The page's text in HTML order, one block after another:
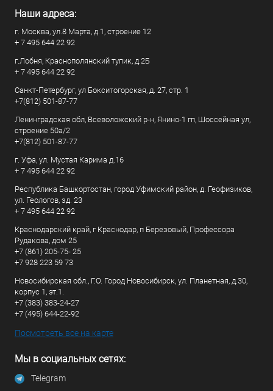
Наши адреса:
г. Москва, ул.8 Марта, д.1, строение 12
+ 7 495 644 22 92
г.Лобня, Краснополянский тупик, д.2Б
+ 7 495 644 22 92
Санкт-Петербург, ул Бокситогорская, д. 27, стр. 1
+7(812) 501-87-77
Ленинградская обл, Всеволожский р-н, Янино-1 гп, Шоссейная ул,
строение 50а/2
+7(812) 501-87-77
г. Уфа, ул. Мустая Карима д.16
+ 7 495 644 22 92
Республика Башкортостан, город Уфимский район, д. Геофизиков,
ул. Геологов, зд. 23
+ 7 495 644 22 92
Краснодарский край, г Краснодар, п Березовый, Профессора
Рудакова, дом 25
+7 (861) 205-75- 25
+7 928 223 59 73
Новосибирская обл., Г.О. Город Новосибирск, ул. Планетная, д.30,
корпус 1, эт.1.
+7 (383) 383-24-27
+7 (495) 644-22-92
Посмотреть все на карте
Мы в социальных сетях:
Telegram